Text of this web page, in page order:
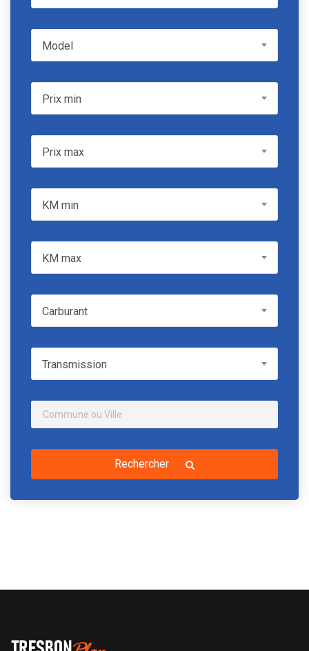
ModelModel
Prix minPrix min
Prix maxPrix max
KM min
KM max
CarburantCarburant
TransmissionTransmission
Rechercher